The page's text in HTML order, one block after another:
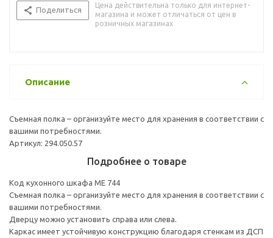
Поделиться
Цена действительна только для интернет-
магазина и может отличаться от цен в
розничных магазинах
Описание
Съемная полка – организуйте место для хранения в соответствии с
вашими потребностями.
Артикул: 294.050.57
Подробнее о товаре
Код кухонного шкафа ME 744
Съемная полка – организуйте место для хранения в соответствии с
вашими потребностями.
Дверцу можно установить справа или слева.
Каркас имеет устойчивую конструкцию благодаря стенкам из ДСП